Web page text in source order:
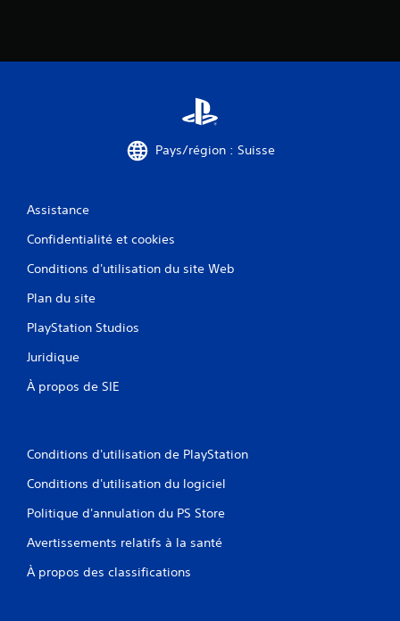
Pays/région : Suisse
Assistance
Confidentialité et cookies
Conditions d'utilisation du site Web
Plan du site
PlayStation Studios
Juridique
À propos de SIE
Conditions d'utilisation de PlayStation
Conditions d'utilisation du logiciel
Politique d'annulation du PS Store
Avertissements relatifs à la santé
À propos des classifications